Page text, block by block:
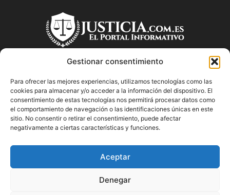
Gestionar consentimiento
Para ofrecer las mejores experiencias, utilizamos tecnologías como las
cookies para almacenar y/o acceder a la información del dispositivo. El
consentimiento de estas tecnologías nos permitirá procesar datos como
el comportamiento de navegación o las identificaciones únicas en este
sitio. No consentir o retirar el consentimiento, puede afectar
negativamente a ciertas características y funciones.
Aceptar
Denegar
SOBRE NOSOTROS
"Descubre en Justicia.com.es información relevante sobre la
justicia española. Obtén consejos jurídicos, conoce las leyes
y encuentra información útil sobre temas legales en este
blog dedicado a la justicia en España.
SÍGUENOS